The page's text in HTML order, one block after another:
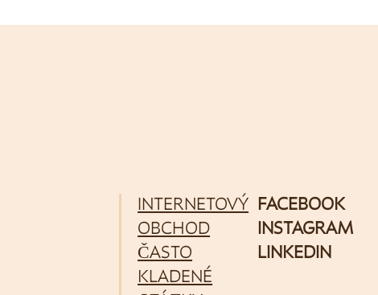
INTERNETOVÝ
OBCHOD
ČASTO
KLADENÉ
FACEBOOK
INSTAGRAM
LINKEDIN